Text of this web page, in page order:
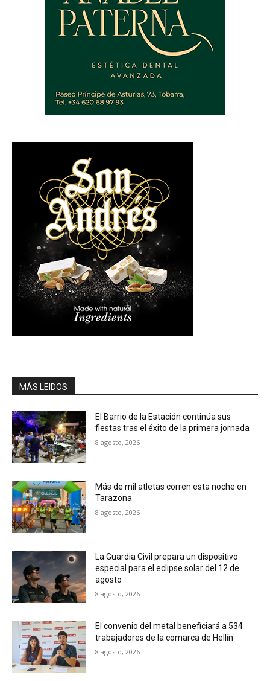
MÁS LEIDOS
El Barrio de la Estación continúa sus
fiestas tras el éxito de la primera jornada
8 agosto, 2026
Más de mil atletas corren esta noche en
Tarazona
8 agosto, 2026
La Guardia Civil prepara un dispositivo
especial para el eclipse solar del 12 de
agosto
8 agosto, 2026
El convenio del metal beneficiará a 534
trabajadores de la comarca de Hellín
8 agosto, 2026